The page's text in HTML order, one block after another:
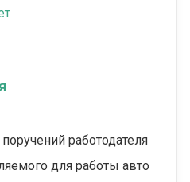
работодателя
для работы авто